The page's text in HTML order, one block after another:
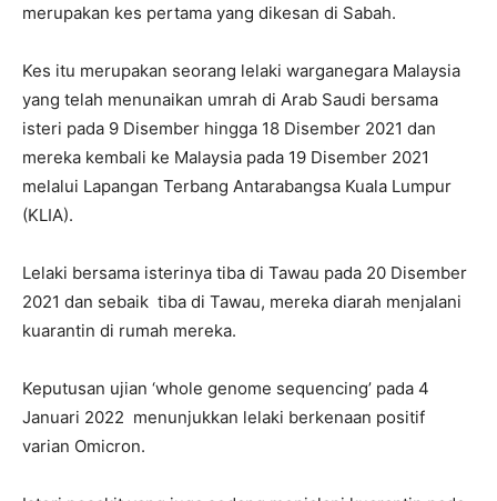
merupakan kes pertama yang dikesan di Sabah.
Kes itu merupakan seorang lelaki warganegara Malaysia
yang telah menunaikan umrah di Arab Saudi bersama
isteri pada 9 Disember hingga 18 Disember 2021 dan
mereka kembali ke Malaysia pada 19 Disember 2021
melalui Lapangan Terbang Antarabangsa Kuala Lumpur
(KLIA).
Lelaki bersama isterinya tiba di Tawau pada 20 Disember
2021 dan sebaik tiba di Tawau, mereka diarah menjalani
kuarantin di rumah mereka.
Keputusan ujian ‘whole genome sequencing’ pada 4
Januari 2022 menunjukkan lelaki berkenaan positif
varian Omicron.